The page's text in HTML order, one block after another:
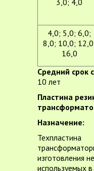
4,0; 5,0; 6,0;
8,0; 10,0;
16,0
Средний срок
10 лет
Пластина
Назначение:
Техпластина
изготовления
используемых